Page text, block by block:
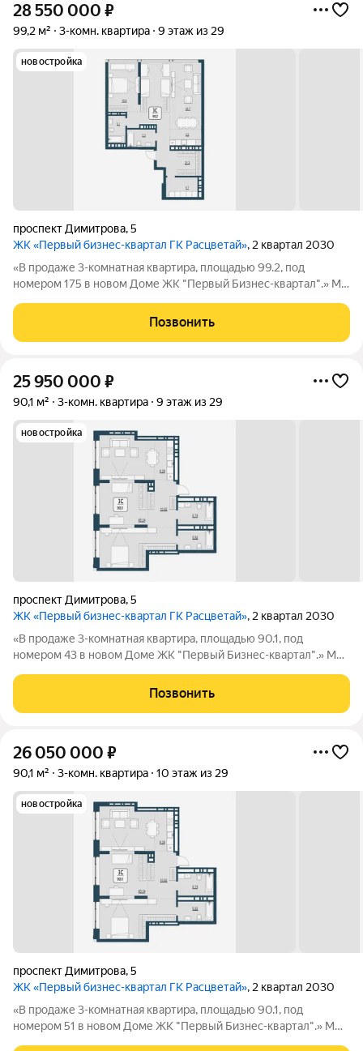
28 550 000 ₽
99,2 м² 3-комн. квартира 9 этаж из 29
новостройка
проспект Димитрова,5
ЖК «Первый бизнес-квартал ГК Расцветай», 2 квартал 2030
«В продаже 3-комнатная квартира, площадью 99.2, под
номером 175 в новом Доме ЖК "Первый Бизнес-квартал".» Мы
где раньше находился торговый центр ЦУМ. На его месте мы
строим квартал, где жилье,
Позвонить
25 950 000 ₽
90,1 м² 3-комн. квартира 9 этаж из 29
новостройка
проспект Димитрова,5
ЖК «Первый бизнес-квартал ГК Расцветай», 2 квартал 2030
«В продаже 3-комнатная квартира, площадью 90.1, под
номером 43 в новом Доме ЖК "Первый Бизнес-квартал".» Мы
где раньше находился торговый центр ЦУМ. На его месте мы
строим квартал, где жилье,
Позвонить
26 050 000 ₽
90,1 м² 3-комн. квартира 10 этаж из 29
новостройка
проспект Димитрова,5
ЖК «Первый бизнес-квартал ГК Расцветай», 2 квартал 2030
«В продаже 3-комнатная квартира, площадью 90.1, под
номером 51 в новом Доме ЖК "Первый Бизнес-квартал".» Мы